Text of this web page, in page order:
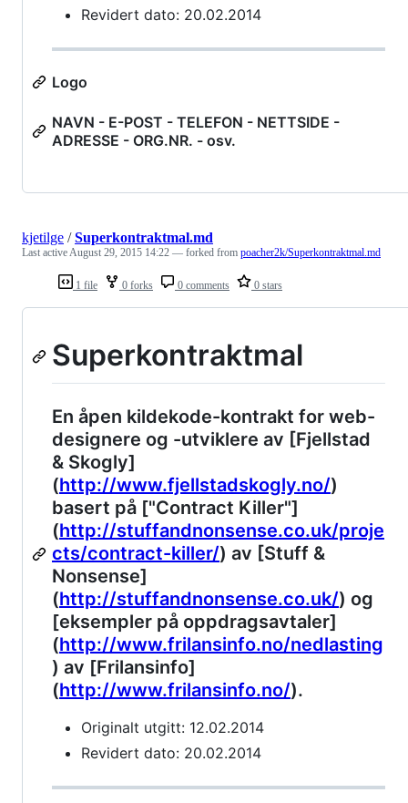
Revidert dato: 20.02.2014
Logo
NAVN - E-POST - TELEFON - NETTSIDE -
ADRESSE - ORG.NR. - osv.
1 file 0 forks 0 comments 0 stars
kjetilge /Superkontraktmal.md
Last activeAugust 29, 2015 14:22 — forked from poacher2k/Superkontraktmal.md
Superkontraktmal
En åpen kildekode-kontrakt for web-
designere og -utviklere av [Fjellstad
& Skogly]
(http://www.fjellstadskogly.no/)
basert på ["Contract Killer"]
(http://stuffandnonsense.co.uk/proje
cts/contract-killer/) av [Stuff &
Nonsense]
(http://stuffandnonsense.co.uk/) og
[eksempler på oppdragsavtaler]
(http://www.frilansinfo.no/nedlasting
) av [Frilansinfo]
(http://www.frilansinfo.no/).
Originalt utgitt: 12.02.2014
Revidert dato: 20.02.2014